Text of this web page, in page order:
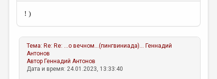
! )
Тема:Re: Re: ...о вечном...(пингвиниада)...
Геннадий
Антонов
АвторГеннадий Антонов
Дата и время: 24.01.2023, 13:33:40